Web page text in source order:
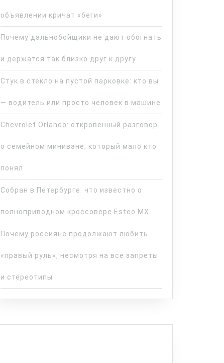
объявлении кричат «беги»
Почему дальнобойщики не дают обогнать
и держатся так близко друг к другу
Стук в стекло на пустой парковке: кто вы
— водитель или просто человек в машине
Chevrolet Orlando: откровенный разговор
о семейном минивэне, который мало кто
понял
Собран в Петербурге: что известно о
полноприводном кроссовере Esteo MX
Почему россияне продолжают любить
«правый руль», несмотря на все запреты
и стереотипы